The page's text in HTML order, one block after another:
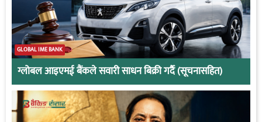
GLOBAL IME BANK
ग्लोबल आइएमई बैंकले सवारी साधन बिक्री गर्दै (सूचनासहित)